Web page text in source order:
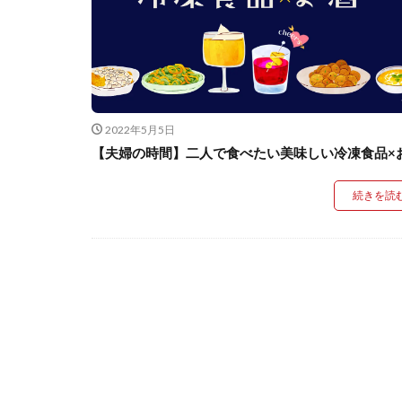
2022年5月5日
【夫婦の時間】二人で食べたい美味しい冷凍食品×
続きを読